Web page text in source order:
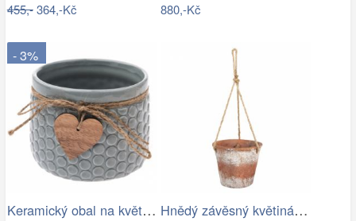
455,-364,-Kč 880,-Kč
- 3%
Keramický obal na květináč Heart, šedá,… Hnědý závěsný květináč - 19*19*53 cm…